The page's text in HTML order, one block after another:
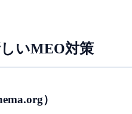
いMEO対策
）